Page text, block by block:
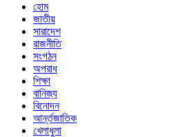
হোম
জাতীয়
সারাদেশ
রাজনীতি
সংগঠন
অপরাধ
শিক্ষা
বানিজ্য
বিনোদন
আর্ন্তজাতিক
খেলাধুলা